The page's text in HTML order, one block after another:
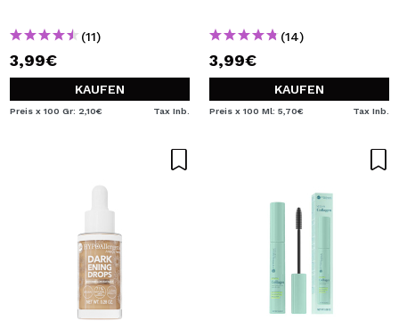
(11)
3,99€
KAUFEN
Preis x 100 Gr: 2,10€ Tax Inb.
(14)
3,99€
KAUFEN
Preis x 100 Ml: 5,70€ Tax Inb.